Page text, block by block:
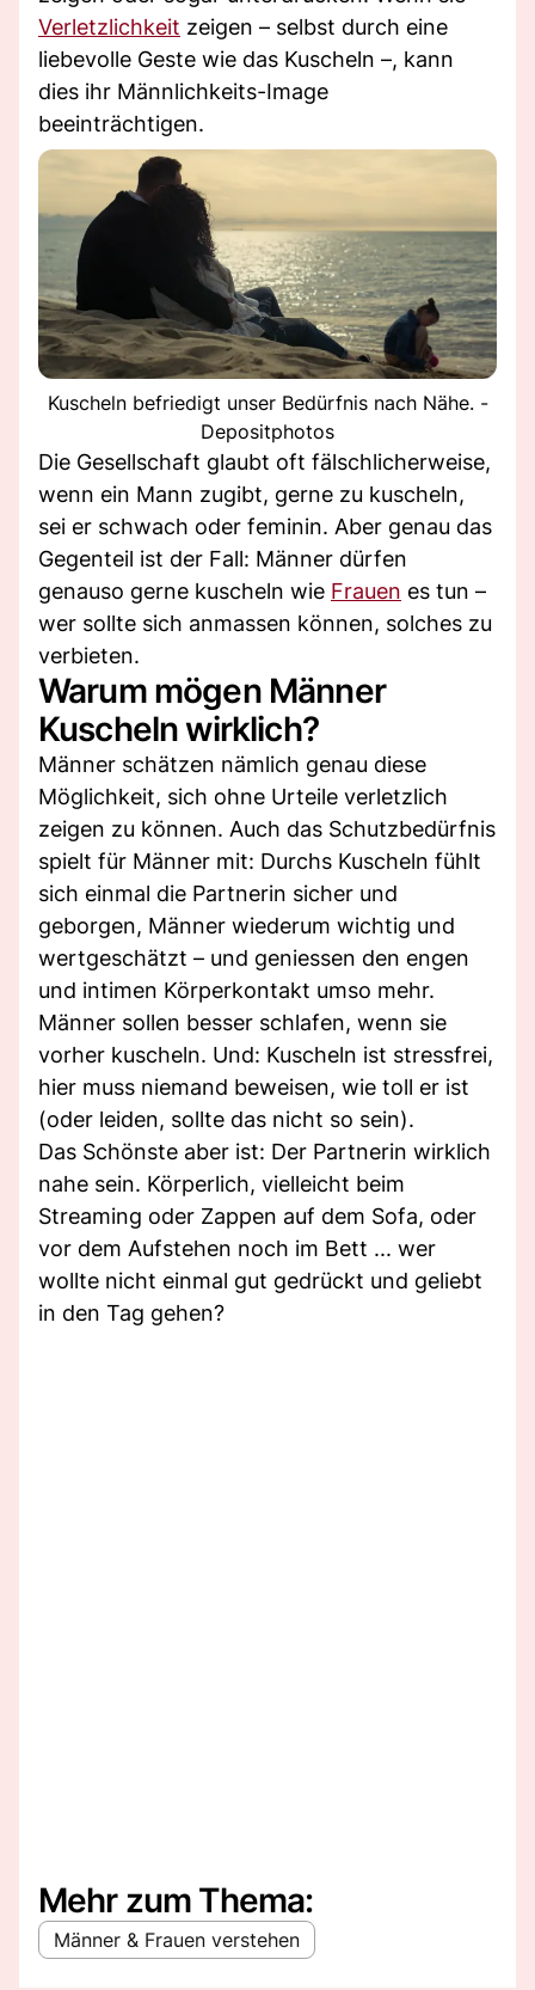
Verletzlichkeit zeigen – selbst durch eine
liebevolle Geste wie das Kuscheln –, kann
dies ihr Männlichkeits-Image
beeinträchtigen.
Kuscheln befriedigt unser Bedürfnis nach Nähe. -
Depositphotos
Die Gesellschaft glaubt oft fälschlicherweise,
wenn ein Mann zugibt, gerne zu kuscheln,
sei er schwach oder feminin. Aber genau das
Gegenteil ist der Fall: Männer dürfen
genauso gerne kuscheln wie Frauen es tun –
wer sollte sich anmassen können, solches zu
verbieten.
Warum mögen Männer
Kuscheln wirklich?
Männer schätzen nämlich genau diese
Möglichkeit, sich ohne Urteile verletzlich
zeigen zu können. Auch das Schutzbedürfnis
spielt für Männer mit: Durchs Kuscheln fühlt
sich einmal die Partnerin sicher und
geborgen, Männer wiederum wichtig und
wertgeschätzt – und geniessen den engen
und intimen Körperkontakt umso mehr.
Männer sollen besser schlafen, wenn sie
vorher kuscheln. Und: Kuscheln ist stressfrei,
hier muss niemand beweisen, wie toll er ist
(oder leiden, sollte das nicht so sein).
Das Schönste aber ist: Der Partnerin wirklich
nahe sein. Körperlich, vielleicht beim
Streaming oder Zappen auf dem Sofa, oder
vor dem Aufstehen noch im Bett ... wer
wollte nicht einmal gut gedrückt und geliebt
in den Tag gehen?
Mehr zum Thema:
Männer & Frauen verstehen